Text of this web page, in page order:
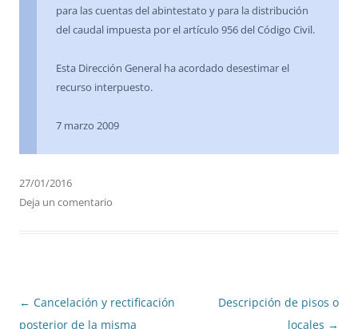
para las cuentas del abintestato y para la distribución
del caudal impuesta por el artículo 956 del Código Civil.
Esta Dirección General ha acordado desestimar el
recurso interpuesto.
7 marzo 2009
27/01/2016
Deja un comentario
Navegación
de
← Cancelación y rectificación
posterior de la misma
Descripción de pisos o
locales →